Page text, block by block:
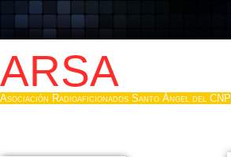
ARSA
Asociación Radioaficionados Santo Ángel del CNP